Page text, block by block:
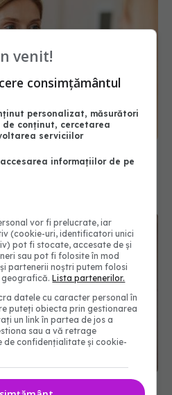
riduri și îți întinerește
transformă crema de
pentru a face duș... și
tu
venit!
consimțământul
personalizat, măsurători
conținut, cercetarea
serviciilor
informațiilor de pe
vor fi prelucrate, iar
(cookie-uri, identificatori unici
pot fi stocate, accesate de și
sau pot fi folosite în mod
partenerii noștri putem folosi
geografică.Lista partenerilor.
datele cu caracter personal în
puteți obiecta prin gestionarea
un link în partea de jos a
sau a vă retrage
de confidențialitate și cookie-